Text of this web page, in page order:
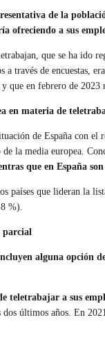
de la
ofreciendo a sus
que se ha ido
través de encuestas,
que en febrero de 2023
en materia de
de España con el
la media europea.
que en España
países que lideran la
%).
parcial
alguna opción
teletrabajar a sus
últimos años. En